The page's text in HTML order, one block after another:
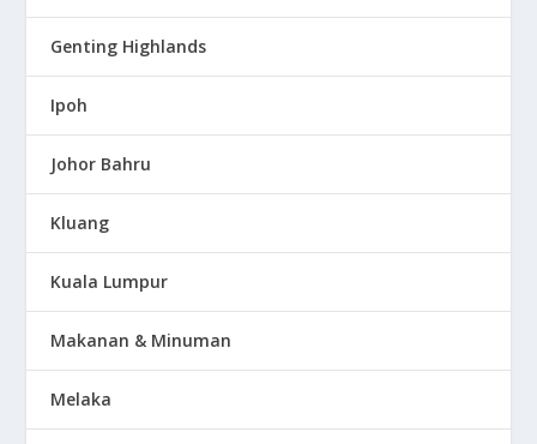
Genting Highlands
Ipoh
Johor Bahru
Kluang
Kuala Lumpur
Makanan & Minuman
Melaka